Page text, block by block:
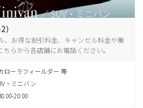
、お得な割引料金、キャンセル料金や乗
らから各店舗にお電話ください。
ローラフィールダー 等
・ミニバン
20:00